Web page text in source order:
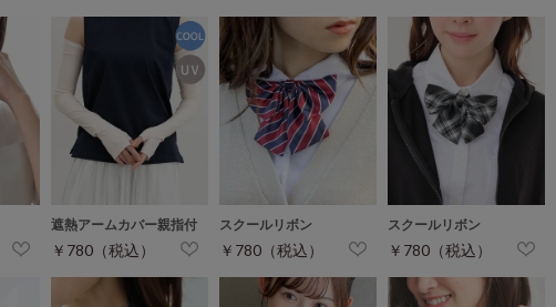
遮熱アームカバー親指付
￥780（税込）
スクールリボン
￥780（税込）
スクールリボン
￥780（税込）